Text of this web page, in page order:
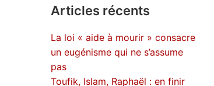
Articles récents
La loi « aide à mourir » consacre
un eugénisme qui ne s’assume
pas
Toufik, Islam, Raphaël : en finir